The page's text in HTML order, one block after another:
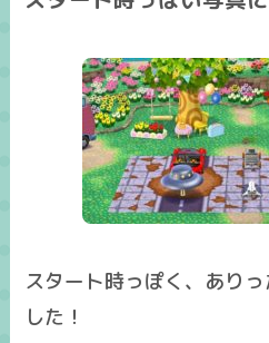
スタート時っぽく、あり
した！